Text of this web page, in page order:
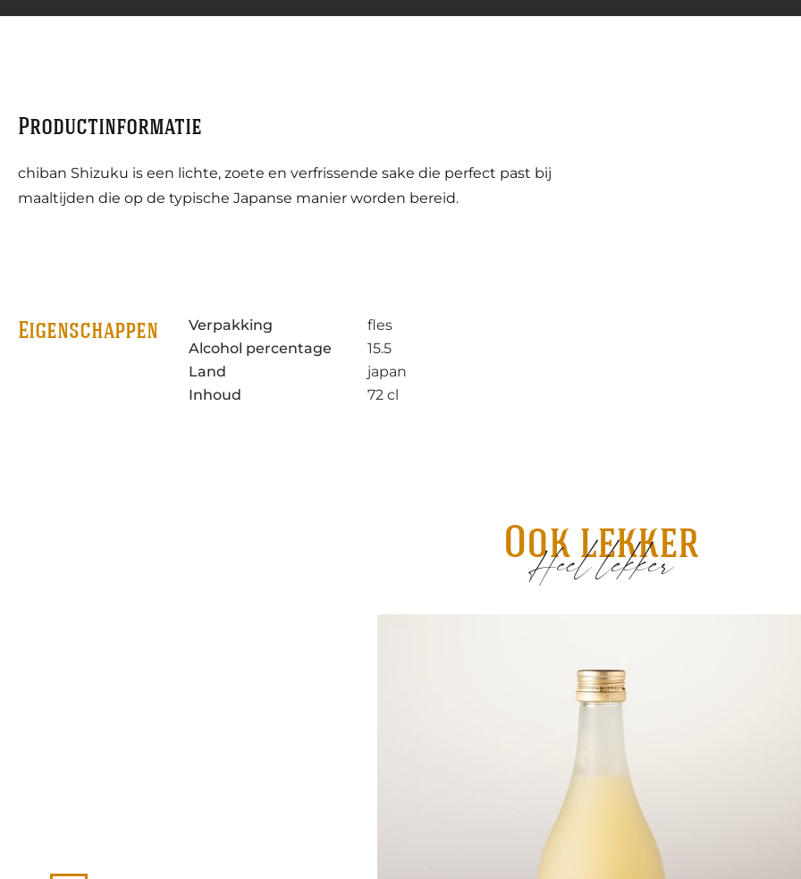
Productinformatie
chiban Shizuku is een lichte, zoete en verfrissende sake die perfect past bij
maaltijden die op de typische Japanse manier worden bereid.
Eigenschappen Verpakking
fles
Alcohol percentage
15.5
Land
japan
Inhoud
72 cl
Ook lekker
Heel lekker